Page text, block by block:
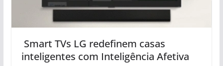
Smart TVs LG redefinem casas
inteligentes com Inteligência Afetiva